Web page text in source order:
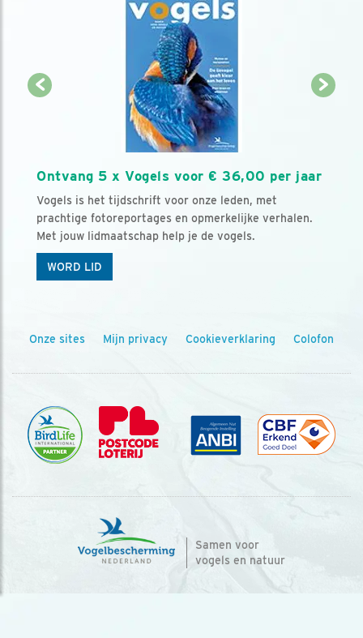
Ontvang 5 x Vogels voor € 36,00 per jaar
Vogels is het tijdschrift voor onze leden, met
prachtige fotoreportages en opmerkelijke verhalen.
Met jouw lidmaatschap help je de vogels.
WORD LID
Onze sites Mijn privacy Cookieverklaring Colofon
Samen voor
vogels en natuur